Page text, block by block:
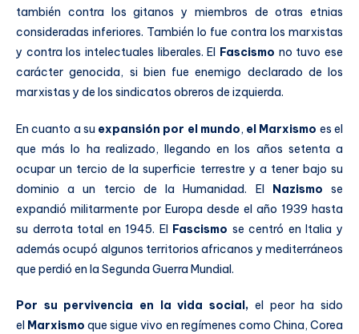
también contra los gitanos y miembros de otras etnias
consideradas inferiores. También lo fue contra los marxistas
y contra los intelectuales liberales. El Fascismo no tuvo ese
carácter genocida, si bien fue enemigo declarado de los
marxistas y de los sindicatos obreros de izquierda.
En cuanto a su expansión por el mundo, el Marxismo es el
que más lo ha realizado, llegando en los años setenta a
ocupar un tercio de la superficie terrestre y a tener bajo su
dominio a un tercio de la Humanidad. El Nazismo se
expandió militarmente por Europa desde el año 1939 hasta
su derrota total en 1945. El Fascismo se centró en Italia y
además ocupó algunos territorios africanos y mediterráneos
que perdió en la Segunda Guerra Mundial.
Por su pervivencia en la vida social, el peor ha sido
el Marxismo que sigue vivo en regímenes como China, Corea